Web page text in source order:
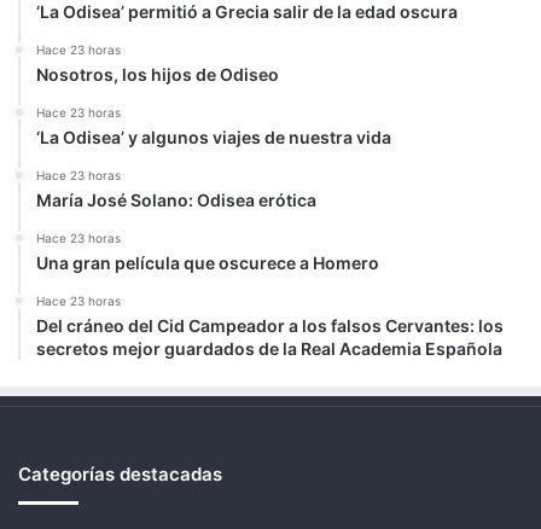
‘La Odisea’ permitió a Grecia salir de la edad oscura
Hace 23 horas
Nosotros, los hijos de Odiseo
Hace 23 horas
‘La Odisea’ y algunos viajes de nuestra vida
Hace 23 horas
María José Solano: Odisea erótica
Hace 23 horas
Una gran película que oscurece a Homero
Hace 23 horas
Del cráneo del Cid Campeador a los falsos Cervantes: los
secretos mejor guardados de la Real Academia Española
Categorías destacadas